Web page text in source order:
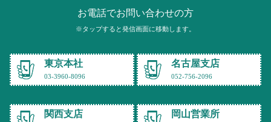
お電話でお問い合わせの方
※タップすると発信画面に移動します。
東京本社
03-3960-8096
名古屋支店
052-756-2096
関西支店 岡山営業所